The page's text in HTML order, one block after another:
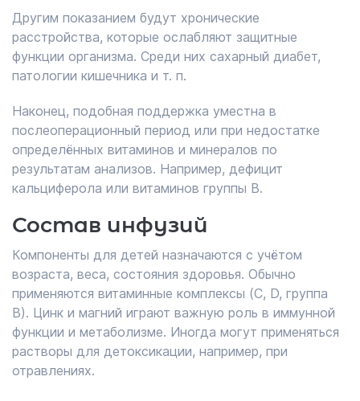
Другим показанием будут хронические
расстройства, которые ослабляют защитные
функции организма. Среди них сахарный диабет,
патологии кишечника и т. п.
Наконец, подобная поддержка уместна в
послеоперационный период или при недостатке
определённых витаминов и минералов по
результатам анализов. Например, дефицит
кальциферола или витаминов группы B.
Состав инфузий
Компоненты для детей назначаются с учётом
возраста, веса, состояния здоровья. Обычно
применяются витаминные комплексы (C, D, группа
B). Цинк и магний играют важную роль в иммунной
функции и метаболизме. Иногда могут применяться
растворы для детоксикации, например, при
отравлениях.